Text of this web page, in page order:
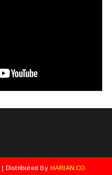
| Distributed By HARIAN.CO